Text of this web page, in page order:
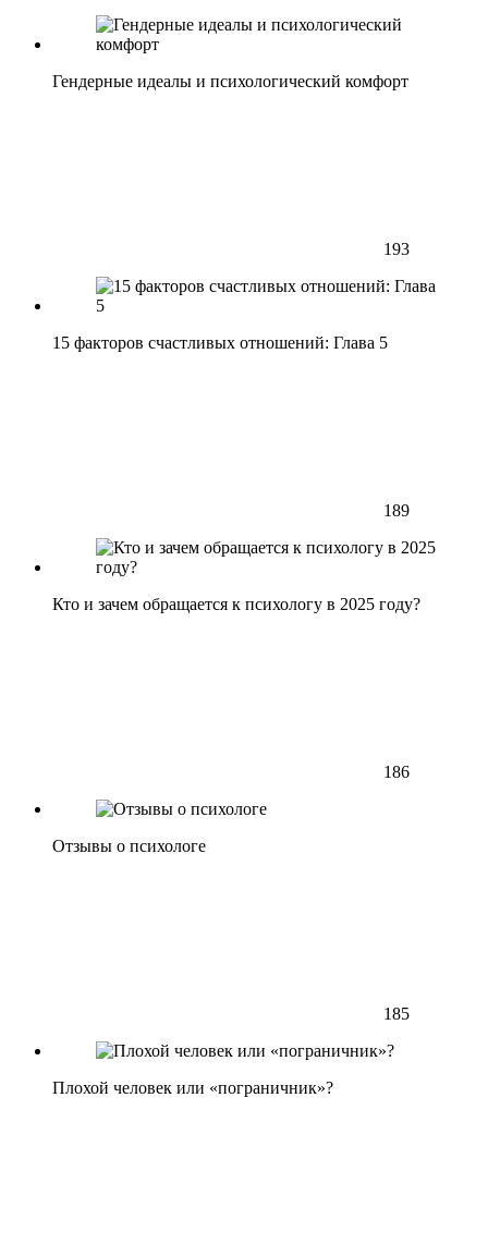
Гендерные идеалы и психологический комфорт
193
15 факторов счастливых отношений: Глава 5
189
Кто и зачем обращается к психологу в 2025 году?
186
Отзывы о психологе
185
Плохой человек или «пограничник»?